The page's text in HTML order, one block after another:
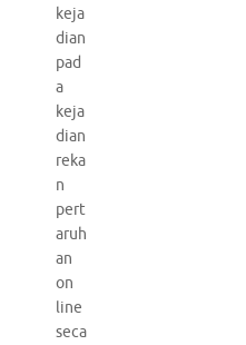
keja
dian
pad
a
keja
dian
reka
n
pert
aruh
an
on
line
seca